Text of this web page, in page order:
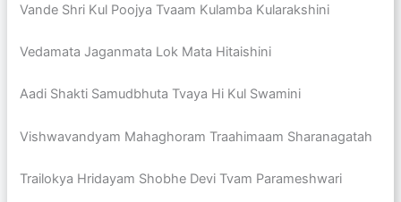
Vande Shri Kul Poojya Tvaam Kulamba Kularakshini
Vedamata Jaganmata Lok Mata Hitaishini
Aadi Shakti Samudbhuta Tvaya Hi Kul Swamini
Vishwavandyam Mahaghoram Traahimaam Sharanagatah
Trailokya Hridayam Shobhe Devi Tvam Parameshwari